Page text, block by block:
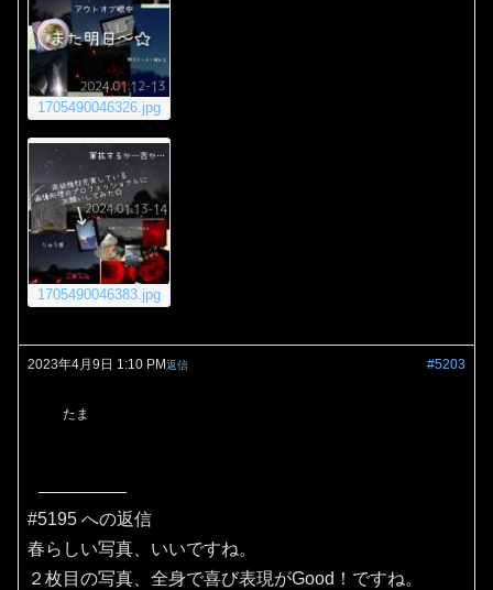
1705490046326.jpg
1705490046383.jpg
2023年4月9日 1:10 PM #5203
返信
たま
#5195 への返信
春らしい写真、いいですね。
２枚目の写真、全身で喜び表現がGood！ですね。